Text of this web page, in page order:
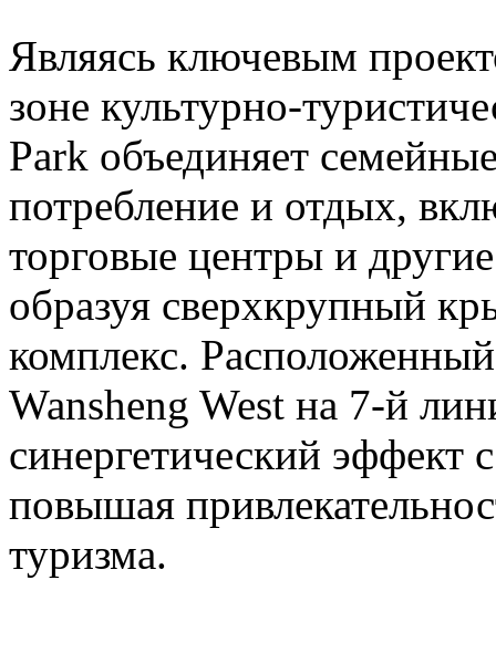
Являясь ключевым
зоне культурно-
Park объединяет
потребление и отдых,
торговые центры и
образуя сверхкрупный
комплекс.
Wansheng West на 7-й
синергетический эффект
повышая
туризма.